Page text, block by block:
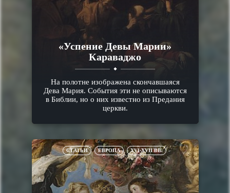
«Успение Девы Марии»
Караваджо
На полотне изображена скончавшаяся
Дева Мария. События эти не описываются
в Библии, но о них известно из Предания
церкви.
СТАТЬИ ЕВРОПА XVI-XVII ВВ.